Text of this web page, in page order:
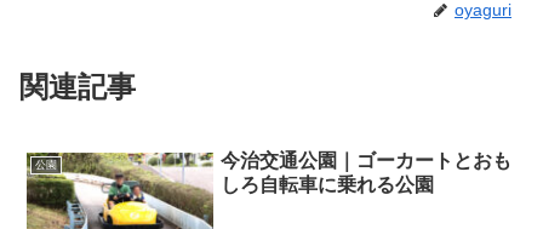
oyaguri
関連記事
公園
今治交通公園｜ゴーカートとおも
しろ自転車に乗れる公園